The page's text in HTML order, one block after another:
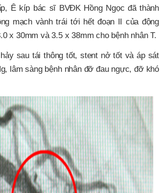
Ê kíp bác sĩ BVĐK Hồng Ngọc đã thành
mạch vành trái tới hết đoạn II của động
30mm và 3.5 x 38mm cho bệnh nhân T.
sau tái thông tốt, stent nở tốt và áp sát
lâm sàng bệnh nhân đỡ đau ngực, đỡ khó